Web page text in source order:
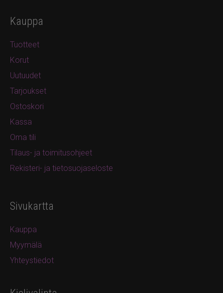
Kauppa
Tuotteet
Korut
Uutuudet
Tarjoukset
Ostoskori
Kassa
Oma tili
Tilaus- ja toimitusohjeet
Rekisteri- ja tietosuojaseloste
Sivukartta
Kauppa
Myymälä
Yhteystiedot